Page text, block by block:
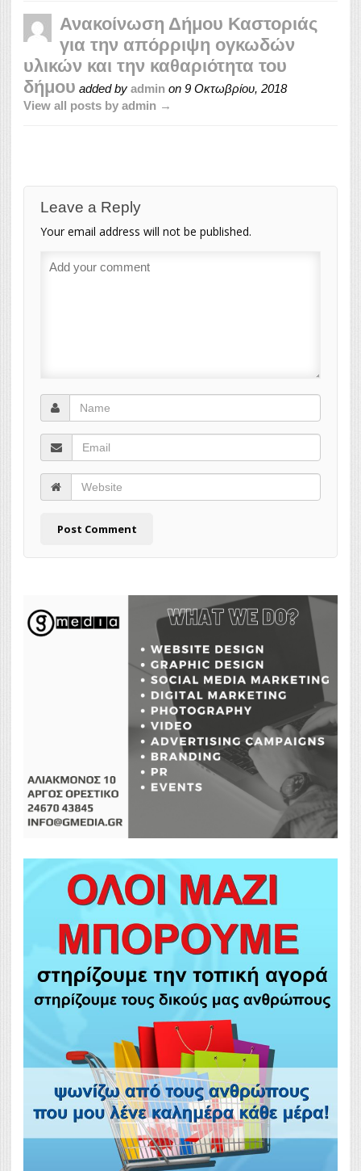
Ανακοίνωση Δήμου Καστοριάς
για την απόρριψη ογκωδών
υλικών και την καθαριότητα του
δήμου added by admin on 9 Οκτωβρίου, 2018
View all posts by admin →
Leave a Reply
Your email address will not be published.